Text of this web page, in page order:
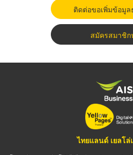
ติดต่อขอเพิ่มข้อมูล
สมัครสมาชิก
ไทยแลนด์ เยลโล่